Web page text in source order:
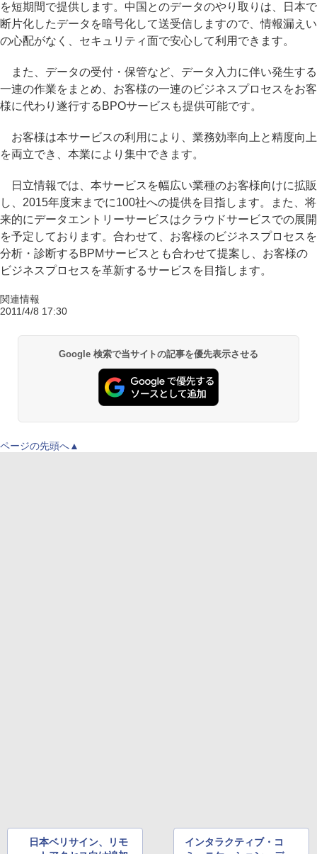
を短期間で提供します。中国とのデータのやり取りは、日本で
断片化したデータを暗号化して送受信しますので、情報漏えい
の心配がなく、セキュリティ面で安心して利用できます。
また、データの受付・保管など、データ入力に伴い発生する
一連の作業をまとめ、お客様の一連のビジネスプロセスをお客
様に代わり遂行するBPOサービスも提供可能です。
お客様は本サービスの利用により、業務効率向上と精度向上
を両立でき、本業により集中できます。
日立情報では、本サービスを幅広い業種のお客様向けに拡販
し、2015年度末までに100社への提供を目指します。また、将
来的にデータエントリーサービスはクラウドサービスでの展開
を予定しております。合わせて、お客様のビジネスプロセスを
分析・診断するBPMサービスとも合わせて提案し、お客様の
ビジネスプロセスを革新するサービスを目指します。
関連情報
2011/4/8 17:30
Google 検索で当サイトの記事を優先表示させる
ページの先頭へ▲
日本ベリサイン、リモ
インタラクティブ・コ